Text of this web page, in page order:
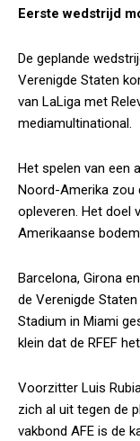
Eerste wedstrijd
De geplande
Verenigde Staten
van LaLiga met
mediamultinational.
Het spelen van een
Noord-Amerika zou
opleveren. Het doel
Amerikaanse
Barcelona, Girona
de Verenigde
Stadium in Miami
klein dat de RFEF
Voorzitter Luis
zich al uit tegen de
vakbond AFE is de